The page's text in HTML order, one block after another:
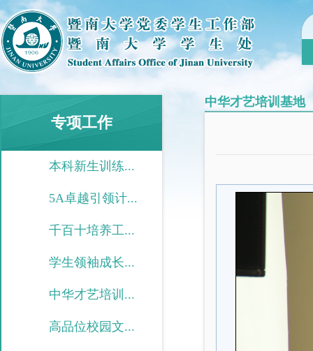
专项工作
本科新生训练...
5A卓越引领计...
千百十培养工...
学生领袖成长...
中华才艺培训...
高品位校园文...
中华才艺培训基地